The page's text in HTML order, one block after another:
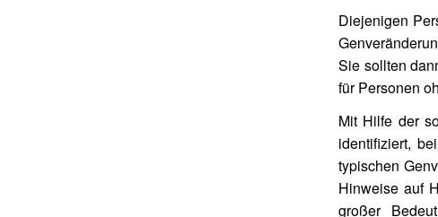
Diejenigen
Sie sollten
für Personen
Mit Hilfe der
identifiziert,
typischen
Hinweise auf
großer